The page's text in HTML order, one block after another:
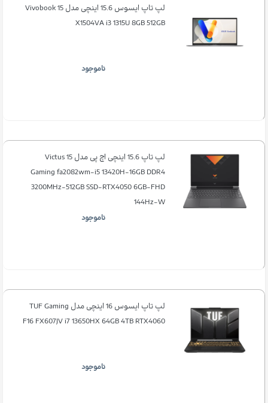
لپ تاپ ایسوس 15.6 اینچی مدل Vivobook 15
X1504VA i3 1315U 8GB 512GB
ناموجود
لپ تاپ 15.6 اینچی اچ‌ پی مدل Victus 15
Gaming fa2082wm-i5 13420H-16GB DDR4
3200MHz-512GB SSD-RTX4050 6GB-FHD
144Hz-W
ناموجود
لپ تاپ ایسوس 16 اینچی مدل TUF Gaming
F16 FX607JV i7 13650HX 64GB 4TB RTX4060
ناموجود